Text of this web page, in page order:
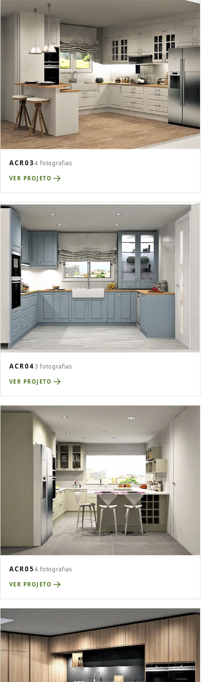
ACR03 4 fotografias
VER PROJETO
ACR043 fotografias
VER PROJETO
ACR05 4 fotografias
VER PROJETO